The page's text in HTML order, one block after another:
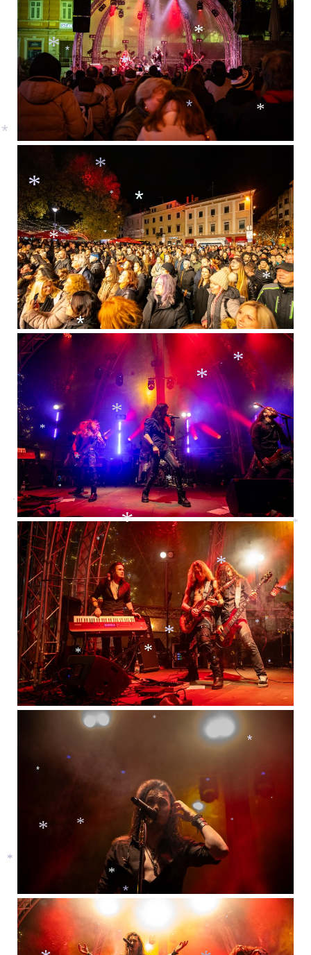
*
*
*
*
*
*
*
*
*
*
*
*
*
*
*
*
*
*
*
*
*
*
*
*
*
*
*
*
*
*
*
*
*